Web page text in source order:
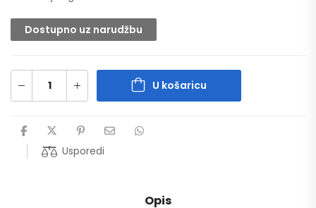
Dostupno uz narudžbu
U košaricu
Usporedi
Opis